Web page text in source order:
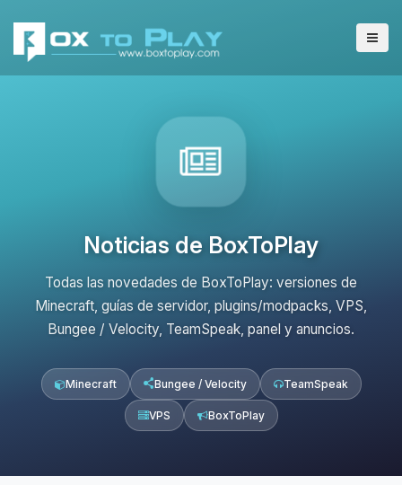
Noticias de BoxToPlay
Todas las novedades de BoxToPlay: versiones de
Minecraft, guías de servidor, plugins/modpacks, VPS,
Bungee / Velocity, TeamSpeak, panel y anuncios.
Minecraft Bungee / Velocity TeamSpeak
VPS BoxToPlay